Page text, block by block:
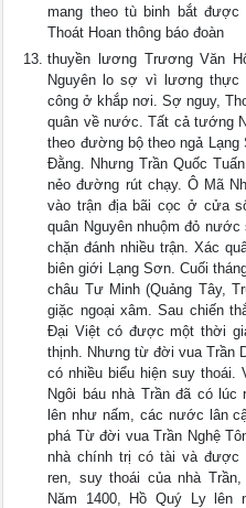
mang theo tù binh bắt được
Thoát Hoan thông báo đoàn
thuyền lương Trương Văn
Nguyên lo sợ vì lương thực
công ở khắp nơi. Sợ nguy,
quân về nước. Tất cả tướng
theo đường bộ theo ngả
Đằng. Nhưng Trần Quốc
nẻo đường rút chạy. Ô Mã
vào trận địa bãi cọc ở cửa
quân Nguyên nhuộm đỏ nước
chặn đánh nhiều trận. Xác
biên giới Lạng Sơn. Cuối
châu Tư Minh (Quảng Tây,
giặc ngoại xâm. Sau chiến
Đại Việt có được một thời
thịnh. Nhưng từ đời vua Trần
có nhiều biểu hiện suy thoái.
Ngôi báu nhà Trần đã có
lên như nấm, các nước lân
phá Từ đời vua Trần Nghệ
nhà chính trị có tài và được
ren, suy thoái của nhà
Năm 1400, Hồ Quý Ly lên